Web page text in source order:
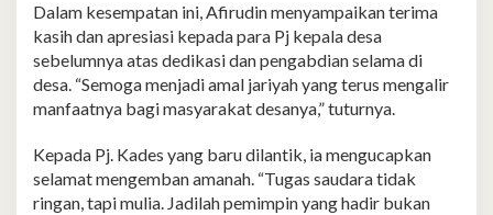
Dalam kesempatan ini, Afirudin menyampaikan terima
kasih dan apresiasi kepada para Pj kepala desa
sebelumnya atas dedikasi dan pengabdian selama di
desa. “Semoga menjadi amal jariyah yang terus mengalir
manfaatnya bagi masyarakat desanya,” tuturnya.
Kepada Pj. Kades yang baru dilantik, ia mengucapkan
selamat mengemban amanah. “Tugas saudara tidak
ringan, tapi mulia. Jadilah pemimpin yang hadir bukan